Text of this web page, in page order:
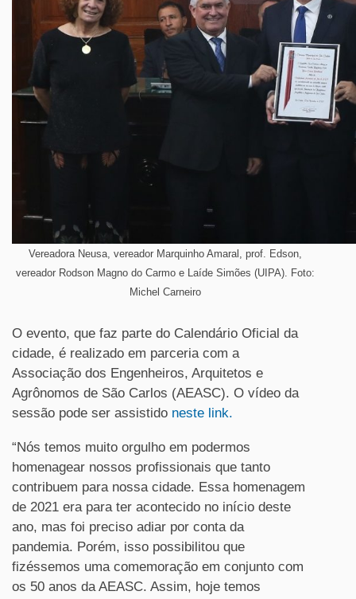
Vereadora Neusa, vereador Marquinho Amaral, prof. Edson,
vereador Rodson Magno do Carmo e Laíde Simões (UIPA). Foto:
Michel Carneiro
O evento, que faz parte do Calendário Oficial da
cidade, é realizado em parceria com a
Associação dos Engenheiros, Arquitetos e
Agrônomos de São Carlos (AEASC). O vídeo da
sessão pode ser assistido neste link.
“Nós temos muito orgulho em podermos
homenagear nossos profissionais que tanto
contribuem para nossa cidade. Essa homenagem
de 2021 era para ter acontecido no início deste
ano, mas foi preciso adiar por conta da
pandemia. Porém, isso possibilitou que
fizéssemos uma comemoração em conjunto com
os 50 anos da AEASC. Assim, hoje temos